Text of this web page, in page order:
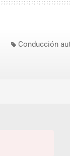
Conducción